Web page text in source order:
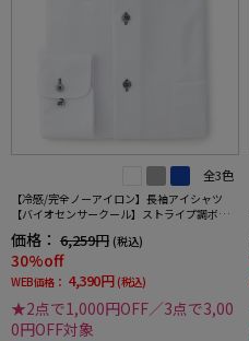
全3色
【冷感/完全ノーアイロン】長袖アイシャツ
【バイオセンサークール】ストライプ調ボタ
効果吸汗速乾ワイシャツ春夏
価格： 6,259円 (税込)
30%off
WEB価格： 4,390円 (税込)
★2点で1,000円OFF／3点で3,00
0円OFF対象